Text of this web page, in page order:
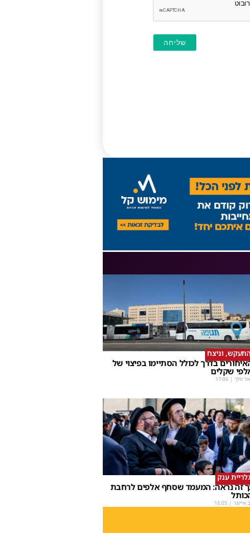
וניצח
בדרך לכולל הסתיימו בפיצוי של
שקלים
וולך |
17:06
ענק
זה נראה: המעמד שסחף אלפים לרחבת
אייזנר |
16:05